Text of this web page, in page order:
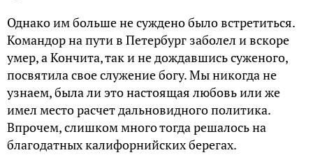
Однако им больше не суждено было встретиться.
Командор на пути в Петербург заболел и вскоре
умер, а Кончита, так и не дождавшись суженого,
посвятила свое служение богу. Мы никогда не
узнаем, была ли это настоящая любовь или же
имел место расчет дальновидного политика.
Впрочем, слишком много тогда решалось на
благодатных калифорнийских берегах.